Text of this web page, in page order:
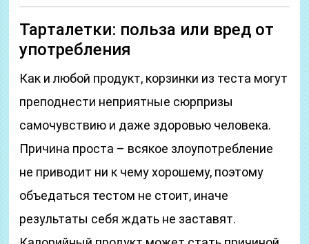
Тарталетки: польза или вред от
употребления
Как и любой продукт, корзинки из теста могут
преподнести неприятные сюрпризы
самочувствию и даже здоровью человека.
Причина проста – всякое злоупотребление
не приводит ни к чему хорошему, поэтому
объедаться тестом не стоит, иначе
результаты себя ждать не заставят.